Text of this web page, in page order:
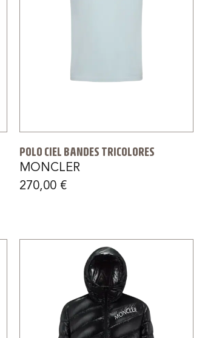
POLO CIEL BANDES TRICOLORES
MONCLER
270,00 €